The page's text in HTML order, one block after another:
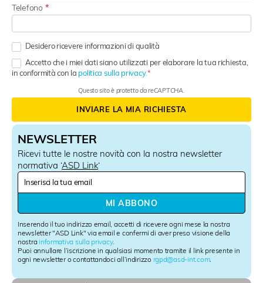
NEWSLETTER
Ricevi tutte le nostre novità con la nostra newsletter
normativa ‘ASD Link‘
N
s
l
e
t
t
e
r
Inserendo il tuo indirizzo email, accetti di ricevere ogni mese la nostra
newsletter "ASD Link" via email e confermi di aver preso visione della
nostra informativa sulla privacy.
Puoi annullare l’iscrizione in qualsiasi momento tramite il link presente in
ogni newsletter o contattandoci all’indirizzo rgpd@asd-int.com.
MI ABBONO
Telefono *
Desidero ricevere informazioni di qualità
Accetto che i miei dati siano utilizzati per elaborare la tua richiesta,
in conformità con la politica sulla privacy.
Questo sito è protetto da reCAPTCHA.
INVIARE LA MIA RICHIESTA